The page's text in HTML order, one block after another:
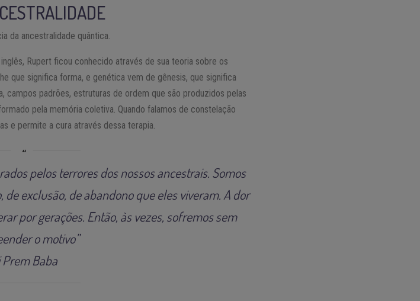
da ancestralidade quântica.
Rupert ficou conhecido através de sua teoria sobre os
que significa forma, e genética vem de gênesis, que significa
padrões, estruturas de ordem que são produzidos pelas
pela memória coletiva. Quando falamos de constelação
e permite a cura através dessa terapia.
pelos terrores dos nossos ancestrais. Somos
exclusão, de abandono que eles viveram. A dor
por gerações. Então, às vezes, sofremos sem
o motivo”
Prem Baba